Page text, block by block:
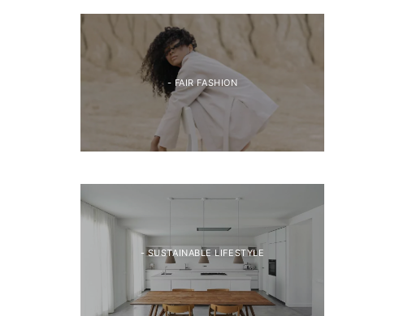
- FAIR FASHION
- SUSTAINABLE LIFESTYLE